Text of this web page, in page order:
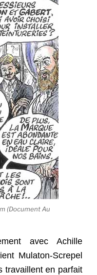
(Document Au
avec Achille
Mulaton-Screpel
travaillent en parfait